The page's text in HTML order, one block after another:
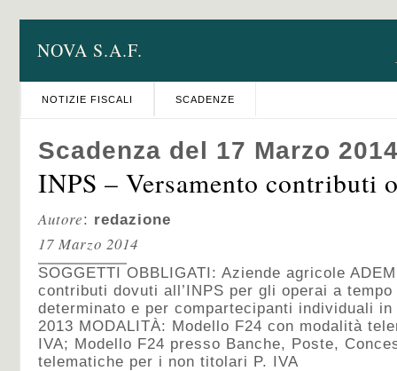
NOVA S.A.F.
NOTIZIE FISCALI SCADENZE
Scadenza del 17 Marzo
INPS – Versamento contributi
Autore: redazione
17 Marzo 2014
SOGGETTI OBBLIGATI: Aziende agricole
contributi dovuti all’INPS per gli operai a
determinato e per compartecipanti individuali
2013 MODALITÀ: Modello F24 con modalità
IVA; Modello F24 presso Banche, Poste,
telematiche per i non titolari P. IVA